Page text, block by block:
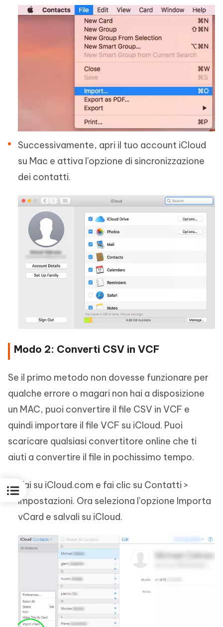
Successivamente, apri il tuo account iCloud
su Mac e attiva l'opzione di sincronizzazione
dei contatti.
Modo 2: Converti CSV in VCF
Se il primo metodo non dovesse funzionare per
qualche errore o magari non hai a disposizione
un MAC, puoi convertire il file CSV in VCF e
quindi importare il file VCF su iCloud. Puoi
scaricare qualsiasi convertitore online che ti
aiuti a convertire il file in pochissimo tempo.
Vai su iCloud.com e fai clic su Contatti >
Impostazioni. Ora seleziona l'opzione Importa
vCard e salvali su iCloud.